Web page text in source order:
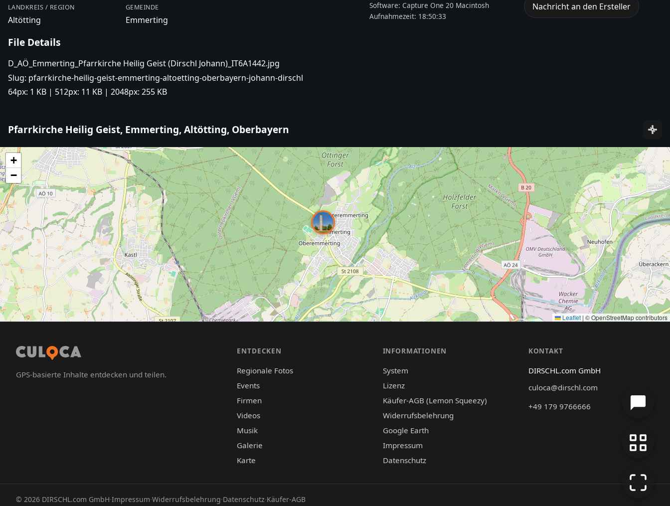
LANDKREIS / REGION
Altötting
GEMEINDE
Emmerting
File Details
D_AÖ_Emmerting_Pfarrkirche Heilig Geist (Dirschl Johann)_IT6A1442.jpg
Slug: pfarrkirche-heilig-geist-emmerting-altoetting-oberbayern-johann-dirschl
64px: 1 KB | 512px: 11 KB | 2048px: 255 KB
Software:Capture One 20 Macintosh
Aufnahmezeit: 18:50:33
Nachricht an den Ersteller
Pfarrkirche Heilig Geist, Emmerting, Altötting, Oberbayern
+
−
Leaflet | © OpenStreetMap contributors
GPS-basierte Inhalte entdecken und teilen.
ENTDECKEN
Regionale Fotos
Events
Firmen
Videos
Musik
Galerie
Karte
INFORMATIONEN
System
Lizenz
Käufer-AGB (Lemon Squeezy)
Widerrufsbelehrung
Google Earth
Impressum
Datenschutz
KONTAKT
DIRSCHL.com GmbH
culoca@dirschl.com
+49 179 9766666
© 2026 DIRSCHL.com GmbH·Impressum·Widerrufsbelehrung·Datenschutz·Käufer-AGB